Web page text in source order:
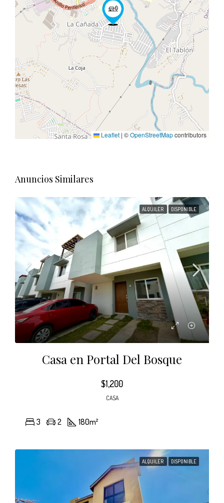
Leaflet | ©OpenStreetMapcontributors
Anuncios Similares
ALQUILER DISPONIBLE
Casa en Portal Del Bosque
$1,200
CASA
3 2 180m²
ALQUILER DISPONIBLE